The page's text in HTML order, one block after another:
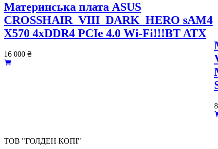
Материнcька плата ASUS
CROSSHAIR_VIII_DARK_HERO sAM4
X570 4xDDR4 PCIe 4.0 Wi-Fi!!!BT ATX
16 000 ₴
ТОВ "ГОЛДЕН КОПІ"